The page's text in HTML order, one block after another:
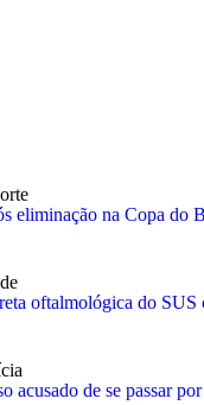
eliminação na Copa do
oftalmológica do SUS
acusado de se passar